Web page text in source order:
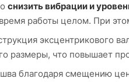
снизить вибрации и
работы целом. При
эксцентрикового
размеры, что повышает
благодаря смещению